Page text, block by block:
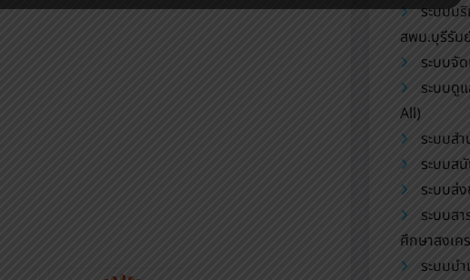
ระบบบ
สพม.บุรีรัม
ระบบจั
ระบบดู
All)
ระบบส
ระบบส
ระบบส่
ระบบส
ศึกษาสงเค
ระบบบ